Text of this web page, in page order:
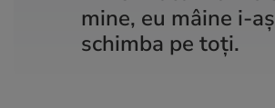
mine, eu mâine i-aș
schimba pe toți.